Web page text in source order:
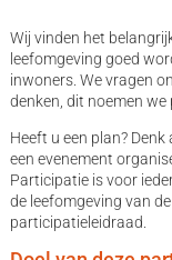
Wij vinden het
leefomgeving goed
inwoners. We vragen
denken, dit noemen we
Heeft u een plan?
een evenement
Participatie is voor
de leefomgeving van
participatieleidraad.